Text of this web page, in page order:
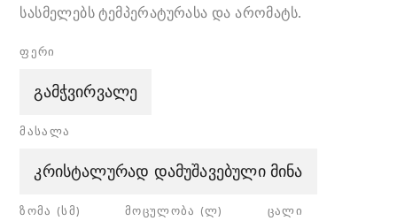
სასმელებს ტემპერატურასა და არომატს.
ფერი
გამჭვირვალე
მასალა
კრისტალურად დამუშავებული მინა
ზომა (სმ) მოცულობა (ლ) ცალი